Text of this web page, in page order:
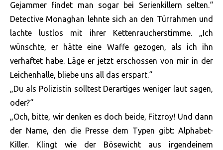
Gejammer findet man sogar bei Serienkillern selten.“
Detective Monaghan lehnte sich an den Türrahmen und
lachte lustlos mit ihrer Kettenraucherstimme. „Ich
wünschte, er hätte eine Waffe gezogen, als ich ihn
verhaftet habe. Läge er jetzt erschossen von mir in der
Leichenhalle, bliebe uns all das erspart.“
„Du als Polizistin solltest Derartiges weniger laut sagen,
oder?“
„Och, bitte, wir denken es doch beide, Fitzroy! Und dann
der Name, den die Presse dem Typen gibt: Alphabet-
Killer. Klingt wie der Bösewicht aus irgendeinem